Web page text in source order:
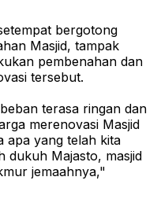
bergotong
Masjid, tampak
pembenahan dan
tersebut.
terasa ringan dan
merenovasi Masjid
apa yang telah kita
dukuh Majasto, masjid
jemaahnya,"